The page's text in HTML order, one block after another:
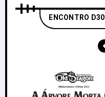
ENCONTRO D30